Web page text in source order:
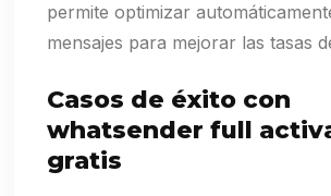
permite optimizar
mensajes para mejorar las tasas
Casos de éxito con
whatsender full
gratis